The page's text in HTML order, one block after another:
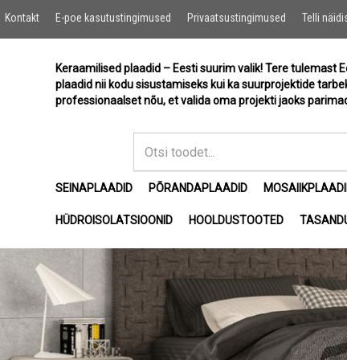
Kontakt E-poe kasutustingimused Privaatsustingimused Telli
Keraamilised plaadid – Eesti suurim valik! Tere tulemast
plaadid nii kodu sisustamiseks kui ka suurprojektide
professionaalset nõu, et valida oma projekti jaoks
SEINAPLAADID PÕRANDAPLAADID
HÜDROISOLATSIOONID HOOLDUSTOOTED